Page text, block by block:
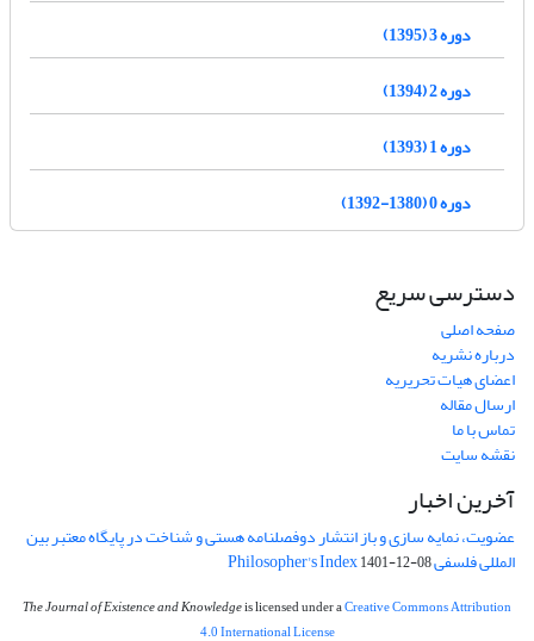
دوره 3 (1395)
دوره 2 (1394)
دوره 1 (1393)
دوره 0 (1380-1392)
دسترسی سریع
صفحه اصلی
درباره نشریه
اعضای هیات تحریریه
ارسال مقاله
تماس با ما
نقشه سایت
آخرین اخبار
عضویت، نمایه سازی و باز انتشار دوفصلنامه هستی و شناخت در پایگاه معتبر بین
المللی فلسفی Philosopher's Index1401-12-08
The Journal of Existence and Knowledgeis licensed under aCreative Commons Attribution
4.0 International License